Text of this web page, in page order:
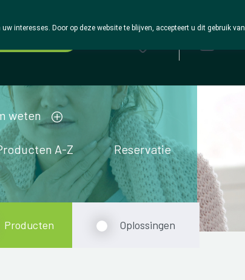
weten
A-Z Reservatie
Producten Oplossingen
interesses. Door op deze website te blijven, accepteert u dit gebruik van